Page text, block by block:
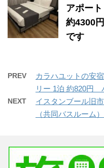
アポー
約4300
です
PREV
カラハユットの安
リー 1泊 約820円
NEXT
イスタンブール旧
（共同バスルーム